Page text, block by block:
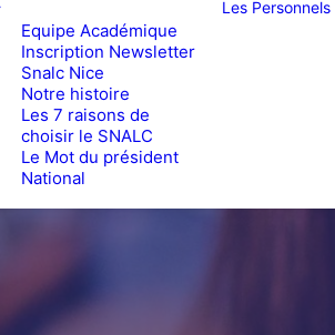
Equipe Académique
Inscription Newsletter
Snalc Nice
Notre histoire
Les 7 raisons de
choisir le SNALC
Le Mot du président
National
Les Personnels